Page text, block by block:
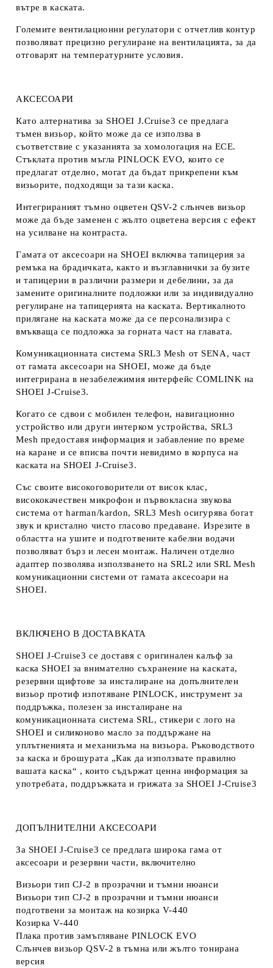
вътре в каската.
Големите вентилационни регулатори с отчетлив контур
позволяват прецизно регулиране на вентилацията, за да
отговарят на температурните условия.
АКСЕСОАРИ
Като алтернатива за SHOEI J.Cruise3 се предлага
тъмен визьор, който може да се използва в
съответствие с указанията за хомологация на ECE.
Стъклата против мъгла PINLOCK EVO, които се
предлагат отделно, могат да бъдат прикрепени към
визьорите, подходящи за тази каска.
Интегрираният тъмно оцветен QSV-2 слънчев визьор
може да бъде заменен с жълто оцветена версия с ефект
на усилване на контраста.
Гамата от аксесоари на SHOEI включва тапицерия за
ремъка на брадичката, както и възглавнички за бузите
и тапицерии в различни размери и дебелини, за да
замените оригиналните подложки или за индивидуално
регулиране на тапицерията на каската. Вертикалното
прилягане на каската може да се персонализира с
вмъкваща се подложка за горната част на главата.
Комуникационната система SRL3 Mesh от SENA, част
от гамата аксесоари на SHOEI, може да бъде
интегрирана в незабележимия интерфейс COMLINK на
SHOEI J-Cruise3.
Когато се сдвои с мобилен телефон, навигационно
устройство или други интерком устройства, SRL3
Mesh предоставя информация и забавление по време
на каране и се вписва почти невидимо в корпуса на
каската на SHOEI J-Cruise3.
Със своите високоговорители от висок клас,
висококачествен микрофон и първокласна звукова
система от harman/kardon, SRL3 Mesh осигурява богат
звук и кристално чисто гласово предаване. Изрезите в
областта на ушите и подготвените кабелни водачи
позволяват бърз и лесен монтаж. Наличен отделно
адаптер позволява използването на SRL2 или SRL Mesh
комуникационни системи от гамата аксесоари на
SHOEI.
ВКЛЮЧЕНО В ДОСТАВКАТА
SHOEI J-Cruise3 се доставя с оригинален калъф за
каска SHOEI за внимателно съхранение на каската,
резервни щифтове за инсталиране на допълнителен
визьор протиф изпотяване PINLOCK, инструмент за
поддръжка, полезен за инсталиране на
комуникационната система SRL, стикери с лого на
SHOEI и силиконово масло за поддържане на
уплътненията и механизъма на визьора. Ръководството
за каска и брошурата „Как да използвате правилно
вашата каска“ , които съдържат ценна информация за
употребата, поддръжката и грижата за SHOEI J-Cruise3
ДОПЪЛНИТЕЛНИ АКСЕСОАРИ
За SHOEI J-Cruise3 се предлага широка гама от
аксесоари и резервни части, включително
Визьори тип CJ-2 в прозрачни и тъмни нюанси
Визьори тип CJ-2 в прозрачни и тъмни нюанси
подготвени за монтаж на козирка V-440
Козирка V-440
Плака против замъгляване PINLOCK EVO
Слънчев визьор QSV-2 в тъмна или жълто тонирана
версия